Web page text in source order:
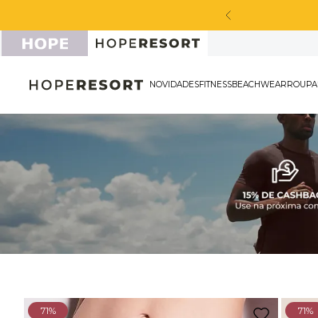
71% 71%